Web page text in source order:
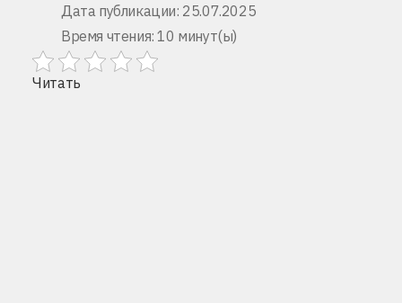
Дата публикации: 25.07.2025
Время чтения: 10 минут(ы)
Читать